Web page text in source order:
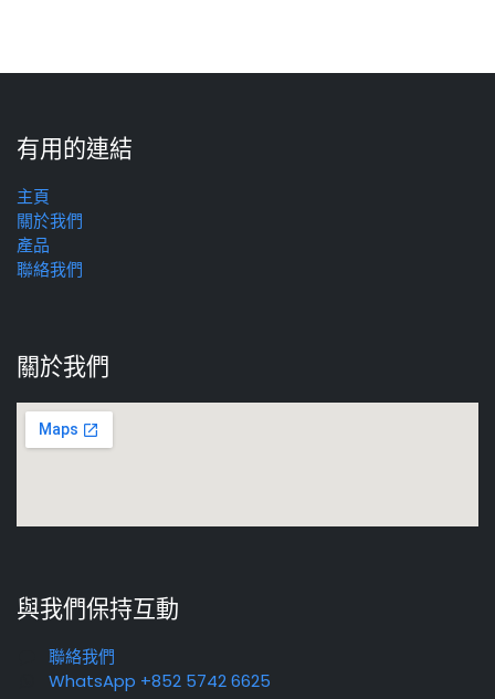
有用的連結
主頁
關於我們
產品
聯絡我們
關於我們
與我們保持互動
聯絡我們
WhatsApp +852 5742 6625